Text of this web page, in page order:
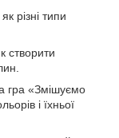
різні типи
створити
гра «Змішуємо
і їхньої